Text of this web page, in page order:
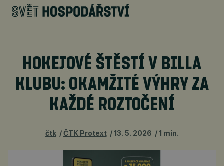
HOKEJOVÉ ŠTĚSTÍ V BILLA
KLUBU: OKAMŽITÉ VÝHRY ZA
KAŽDÉ ROZTOČENÍ
čtk ČTK Protext 13. 5. 2026 1 min.